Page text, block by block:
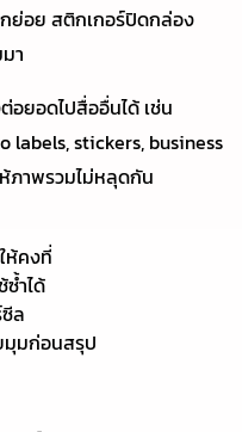
ย่อย สติกเกอร์ปิดกล่อง
า
ยอดไปสื่ออื่นได้ เช่น
labels, stickers, business
ภาพรวมไม่หลุดกัน
ห้คงที่
ำได้
ล
มก่อนสรุป